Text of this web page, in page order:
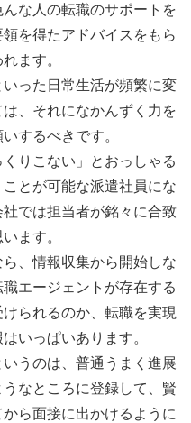
な人の転職のサポートを
を得たアドバイスをもら
ます。
った日常生活が頻繁に変
、それになかんずく力を
するべきです。
りこない」とおっしゃる
とが可能な派遣社員にな
では担当者が銘々に合致
ます。
、情報収集から開始しな
エージェントが存在する
られるのか、転職を実現
いっぱいあります。
うのは、普通うまく進展
なところに登録して、賢
ら面接に出かけるように